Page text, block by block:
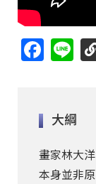
Facebook
Line
大綱
畫家林大
本身並非